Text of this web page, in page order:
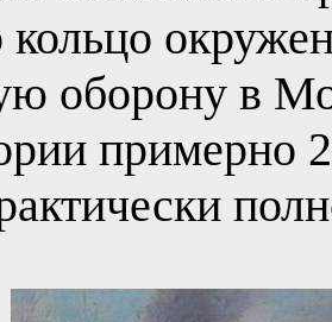
оборону в
примерно